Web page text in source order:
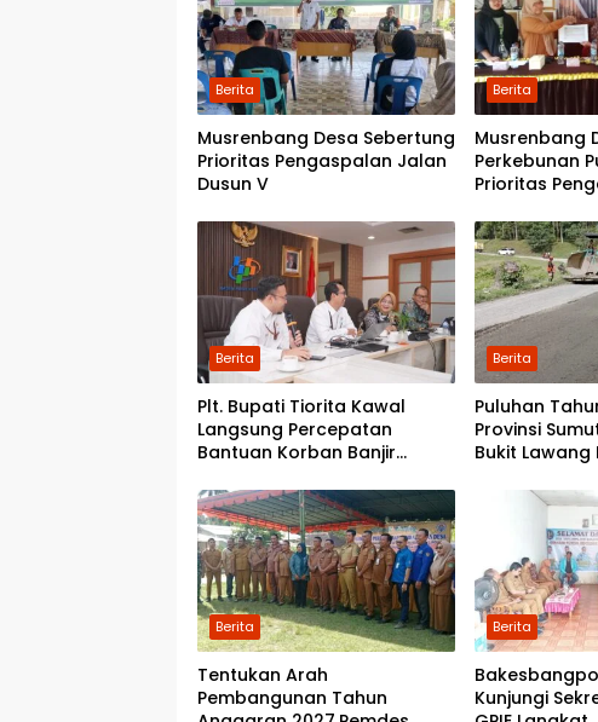
Berita
Musrenbang Desa Sebertung
Prioritas Pengaspalan Jalan
Dusun V
Berita
Musrenbang
Perkebunan
Prioritas
Pondok
Berita
Plt. Bupati Tiorita Kawal
Langsung Percepatan
Bantuan Korban Banjir
Berita
Puluhan
Provinsi
Bukit Lawang
Perbaikan
Berita
Tentukan Arah
Pembangunan Tahun
Berita
Kunjungi